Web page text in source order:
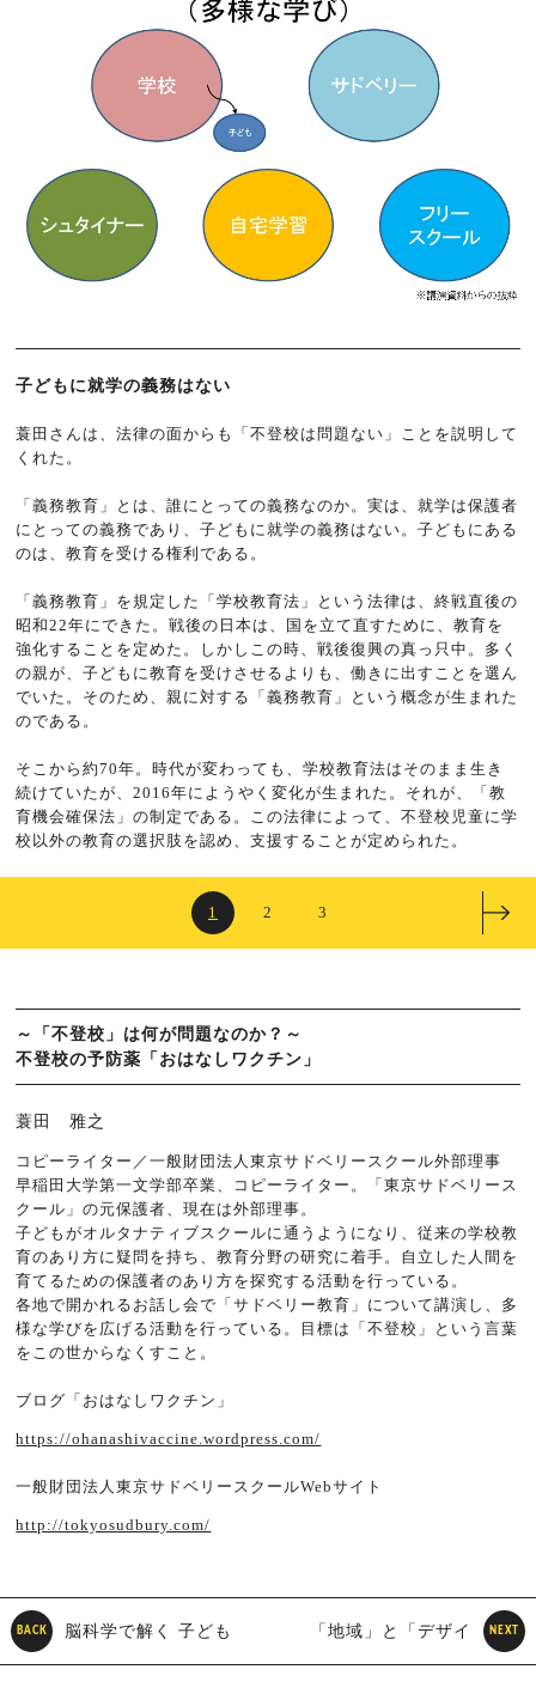
子どもに就学の義務はない
蓑田さんは、法律の面からも「不登校は問題ない」ことを説明して
くれた。
「義務教育」とは、誰にとっての義務なのか。実は、就学は保護者
にとっての義務であり、子どもに就学の義務はない。子どもにある
のは、教育を受ける権利である。
「義務教育」を規定した「学校教育法」という法律は、終戦直後の
昭和22年にできた。戦後の日本は、国を立て直すために、教育を
強化することを定めた。しかしこの時、戦後復興の真っ只中。多く
の親が、子どもに教育を受けさせるよりも、働きに出すことを選ん
でいた。そのため、親に対する「義務教育」という概念が生まれた
のである。
そこから約70年。時代が変わっても、学校教育法はそのまま生き
続けていたが、2016年にようやく変化が生まれた。それが、「教
育機会確保法」の制定である。この法律によって、不登校児童に学
校以外の教育の選択肢を認め、支援することが定められた。
1 2 3
～「不登校」は何が問題なのか？～
不登校の予防薬「おはなしワクチン」
蓑田 雅之
コピーライター／一般財団法人東京サドベリースクール外部理事
早稲田大学第一文学部卒業、コピーライター。「東京サドベリース
クール」の元保護者、現在は外部理事。
子どもがオルタナティブスクールに通うようになり、従来の学校教
育のあり方に疑問を持ち、教育分野の研究に着手。自立した人間を
育てるための保護者のあり方を探究する活動を行っている。
各地で開かれるお話し会で「サドベリー教育」について講演し、多
様な学びを広げる活動を行っている。目標は「不登校」という言葉
をこの世からなくすこと。
ブログ「おはなしワクチン」
https://ohanashivaccine.wordpress.com/
一般財団法人東京サドベリースクールWebサイト
http://tokyosudbury.com/
BACK 脳科学で解く 子ども NEXT
「地域」と「デザイ